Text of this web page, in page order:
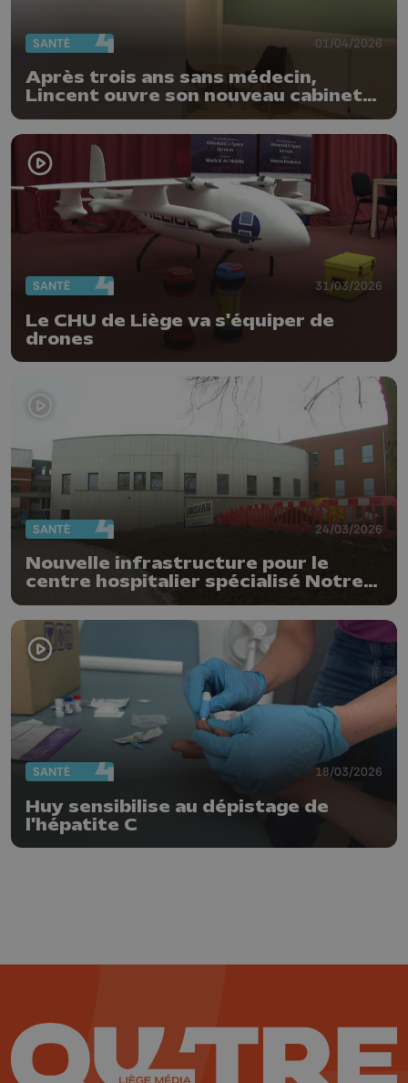
SANTÉ 01/04/2026
Après trois ans sans médecin,
Lincent ouvre son nouveau cabinet
médical
SANTÉ 31/03/2026
Le CHU de Liège va s'équiper de
drones
SANTÉ 24/03/2026
Nouvelle infrastructure pour le
centre hospitalier spécialisé Notre-
SANTÉ 18/03/2026
Huy sensibilise au dépistage de
l'hépatite C